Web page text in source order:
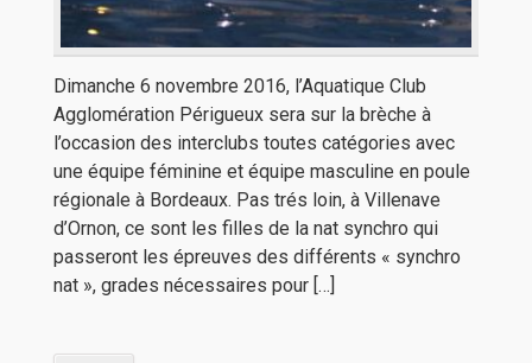
Dimanche 6 novembre 2016, l’Aquatique Club
Agglomération Périgueux sera sur la brèche à
l’occasion des interclubs toutes catégories avec
une équipe féminine et équipe masculine en poule
régionale à Bordeaux. Pas trés loin, à Villenave
d’Ornon, ce sont les filles de la nat synchro qui
passeront les épreuves des différents « synchro
nat », grades nécessaires pour […]